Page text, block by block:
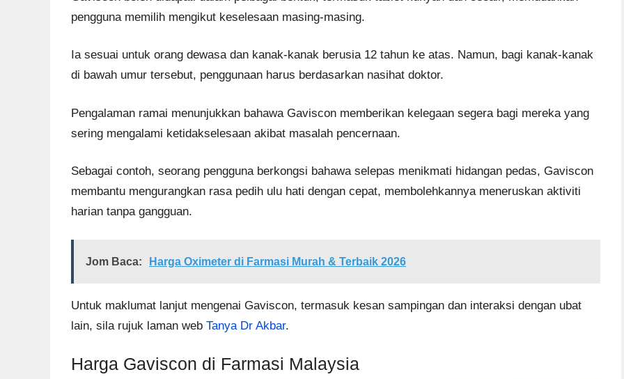
pengguna memilih mengikut keselesaan masing-masing.
Ia sesuai untuk orang dewasa dan kanak-kanak berusia 12 tahun ke atas. Namun, bagi kanak-kanak
di bawah umur tersebut, penggunaan harus berdasarkan nasihat doktor.
Pengalaman ramai menunjukkan bahawa Gaviscon memberikan kelegaan segera bagi mereka yang
sering mengalami ketidakselesaan akibat masalah pencernaan.
Sebagai contoh, seorang pengguna berkongsi bahawa selepas menikmati hidangan pedas, Gaviscon
membantu mengurangkan rasa pedih ulu hati dengan cepat, membolehkannya meneruskan aktiviti
harian tanpa gangguan.
Jom Baca: Harga Oximeter di Farmasi Murah & Terbaik 2026
Untuk maklumat lanjut mengenai Gaviscon, termasuk kesan sampingan dan interaksi dengan ubat
lain, sila rujuk laman web Tanya Dr Akbar.
Harga Gaviscon di Farmasi Malaysia